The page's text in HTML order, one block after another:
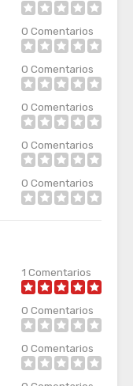
0 Comentarios
0 Comentarios
0 Comentarios
0 Comentarios
0 Comentarios
1 Comentarios
0 Comentarios
0 Comentarios